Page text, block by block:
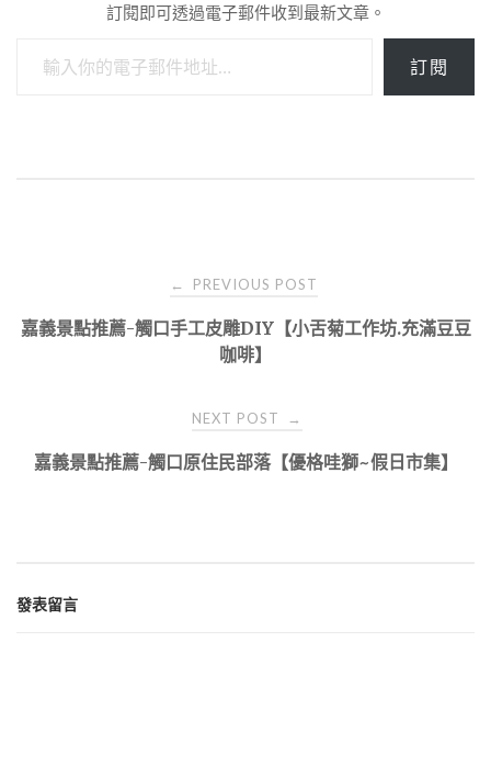
訂閱即可透過電子郵件收到最新文章。
訂閱
navigation
← PREVIOUS POST
嘉義景點推薦-觸口手工皮雕DIY【小舌菊工作坊.充滿豆豆
咖啡】
NEXT POST →
嘉義景點推薦-觸口原住民部落【優格哇獅~假日市集】
發表留言